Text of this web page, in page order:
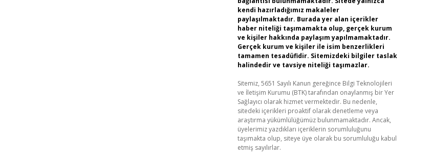
kendi hazırladığımız makaleler
paylaşılmaktadır. Burada yer alan içerikler
haber niteliği taşımamakta olup, gerçek kurum
ve kişiler hakkında paylaşım yapılmamaktadır.
Gerçek kurum ve kişiler ile isim benzerlikleri
tamamen tesadüfidir. Sitemizdeki bilgiler taslak
halindedir ve tavsiye niteliği taşımazlar.
Sitemiz, 5651 Sayılı Kanun gereğince Bilgi Teknolojileri
ve İletişim Kurumu (BTK) tarafından onaylanmış bir Yer
Sağlayıcı olarak hizmet vermektedir. Bu nedenle,
sitedeki içerikleri proaktif olarak denetleme veya
araştırma yükümlülüğümüz bulunmamaktadır. Ancak,
üyelerimiz yazdıkları içeriklerin sorumluluğunu
taşımakta olup, siteye üye olarak bu sorumluluğu kabul
etmiş sayılırlar.